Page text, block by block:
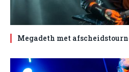
Megadeth met